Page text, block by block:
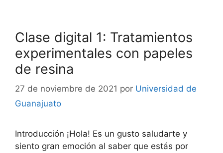
Clase digital 1: Tratamientos
experimentales con papeles
de resina
27 de noviembre de 2021 por Universidad de
Guanajuato
Introducción ¡Hola! Es un gusto saludarte y
siento gran emoción al saber que estás por